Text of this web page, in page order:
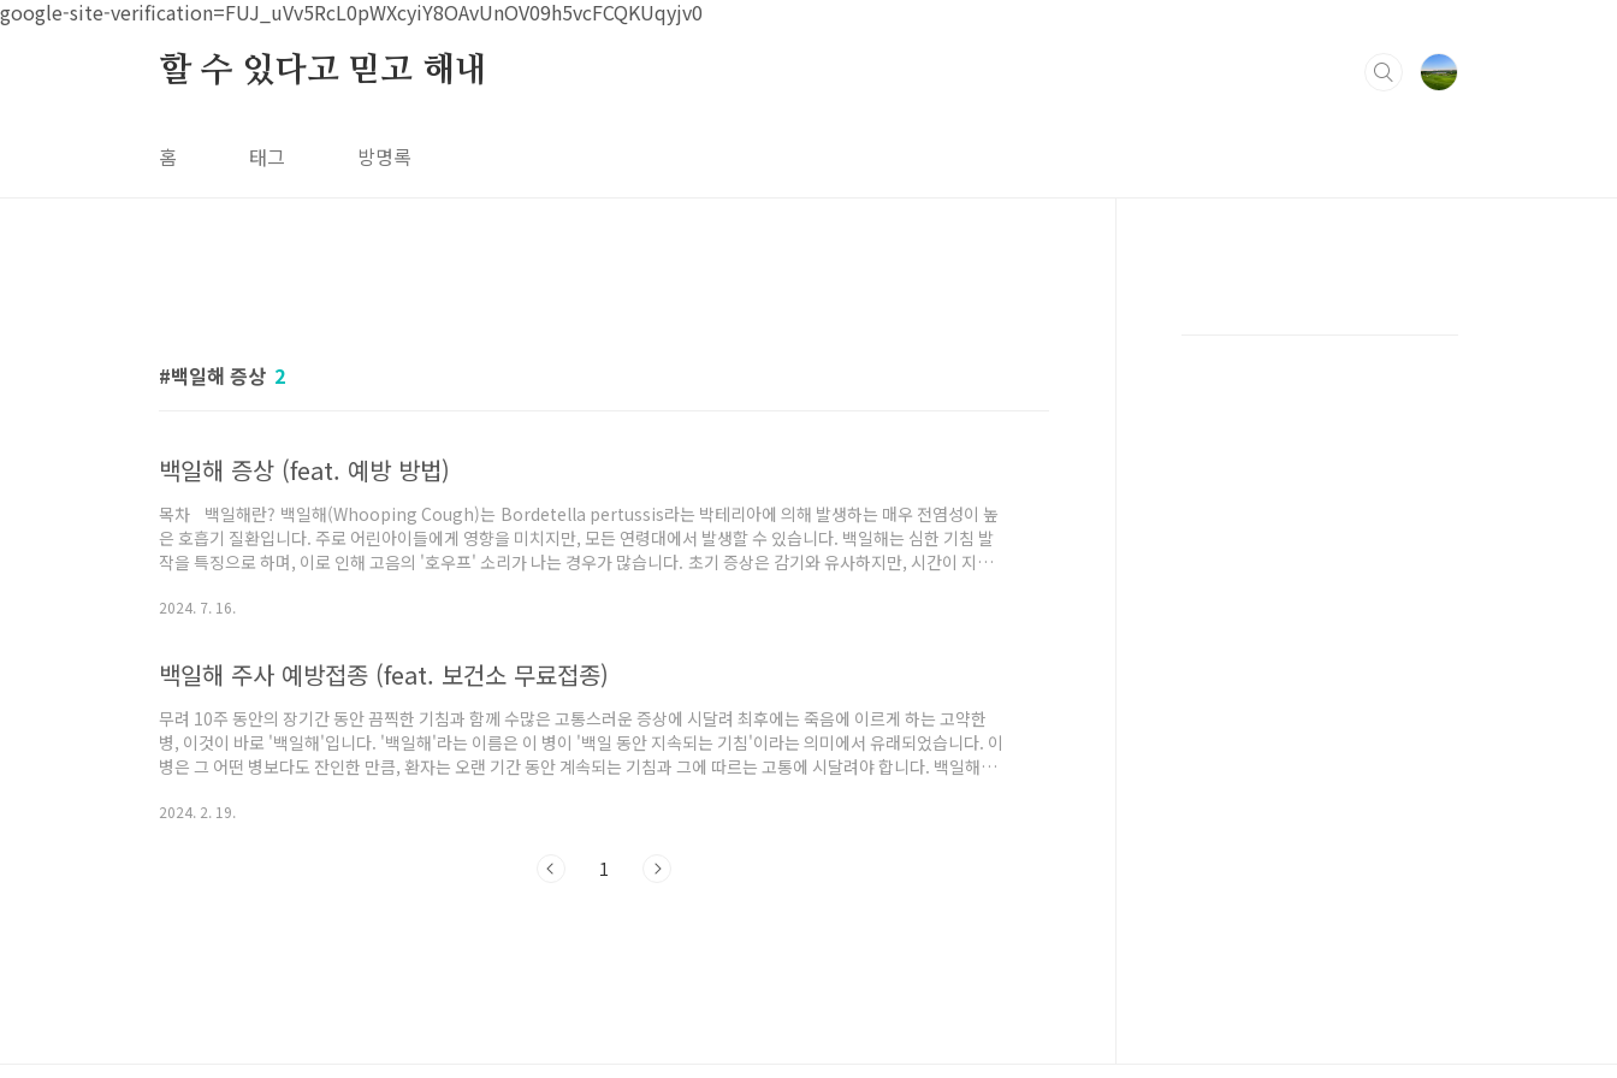
google-site-verification=FUJ_uVv5RcL0pWXcyiY8OAvUnOV09h5vcFCQKUqyjv0
본문 바로가기
할 수 있다고 믿고 해내
홈 태그 방명록
백일해 증상 2
백일해 증상 (feat. 예방 방법)
목차 백일해란? 백일해(Whooping Cough)는 Bordetella pertussis라는 박테리아에 의해 발생하는 매우 전염성이 높
은 호흡기 질환입니다. 주로 어린아이들에게 영향을 미치지만, 모든 연령대에서 발생할 수 있습니다. 백일해는 심한 기침 발
작을 특징으로 하며, 이로 인해 고음의 '호우프' 소리가 나는 경우가 많습니다. 초기 증상은 감기와 유사하지만, 시간이 지남
합니다. 백일해의 예방과 조기 치료를 통해 건강을 지키는 것이 중요합니다. 병원체: Bordetella pertussis전파 경로: 감염
2024. 7. 16.
백일해 주사 예방접종 (feat. 보건소 무료접종)
무려 10주 동안의 장기간 동안 끔찍한 기침과 함께 수많은 고통스러운 증상에 시달려 최후에는 죽음에 이르게 하는 고약한
병, 이것이 바로 '백일해'입니다. '백일해'라는 이름은 이 병이 '백일 동안 지속되는 기침'이라는 의미에서 유래되었습니다. 이
병은 그 어떤 병보다도 잔인한 만큼, 환자는 오랜 기간 동안 계속되는 기침과 그에 따르는 고통에 시달려야 합니다. 백일해란?
다. 이 질환은 '흡'이라는 소리를 동반하는 발작, 구토 등과 같은 증상이 14일 이상 지속되는 특징적인 기침 양상을 보입니다.
2024. 2. 19.
1